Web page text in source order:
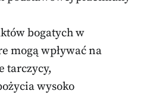
bogatych w
mogą wpływać na
tarczycy,
wysoko